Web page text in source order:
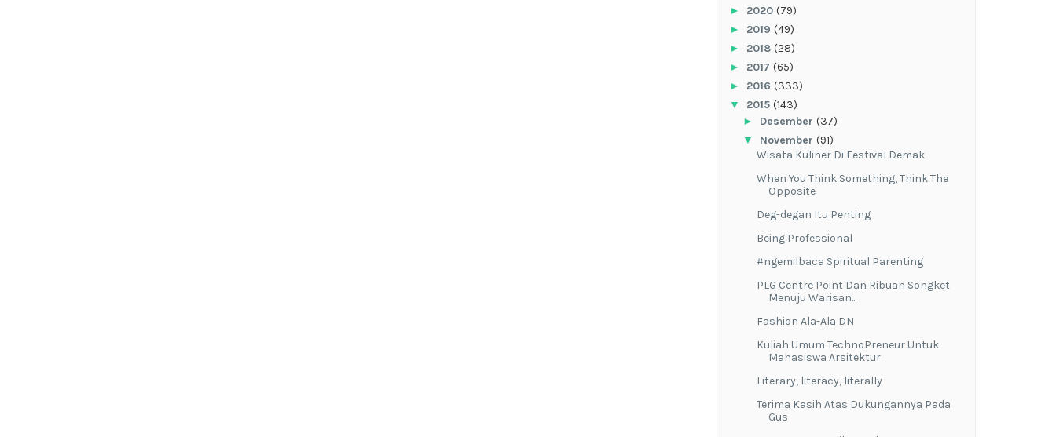
► 2020 (79)
► 2019 (49)
► 2018 (28)
► 2017 (65)
► 2016 (333)
▼ 2015 (143)
► Desember (37)
▼ November (91)
Wisata Kuliner Di Festival Demak
When You Think Something, Think The
Opposite
Deg-degan Itu Penting
Being Professional
#ngemilbaca Spiritual Parenting
PLG Centre Point Dan Ribuan Songket
Menuju Warisan...
Fashion Ala-Ala DN
Kuliah Umum TechnoPreneur Untuk
Mahasiswa Arsitektur
Literary, literacy, literally
Terima Kasih Atas Dukungannya Pada
Gus